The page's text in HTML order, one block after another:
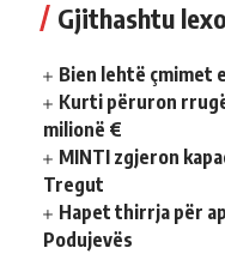
Gjithashtu
Bien lehtë çmimet
Kurti përuron
milionë €
MINTI zgjeron
Tregut
Hapet thirrja për
Podujevës